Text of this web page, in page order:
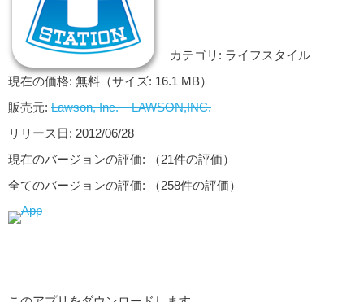
カテゴリ: ライフスタイル
現在の価格: 無料（サイズ: 16.1 MB）
販売元: Lawson, Inc. – LAWSON,INC.
リリース日: 2012/06/28
現在のバージョンの評価:
（21件の評価）
全てのバージョンの評価:
（258件の評価）